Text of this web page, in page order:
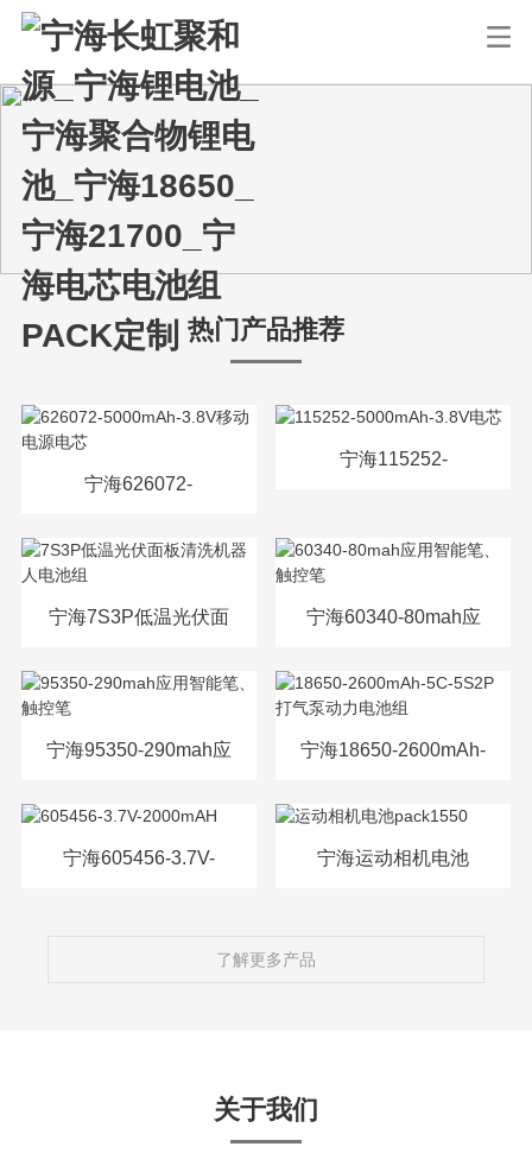
热门产品推荐
宁海626072-
宁海115252-
宁海7S3P低温光伏面 宁海60340-80mah应
宁海95350-290mah应 宁海18650-2600mAh-
电池组
宁海605456-3.7V- 宁海运动相机电池
了解更多产品
关于我们